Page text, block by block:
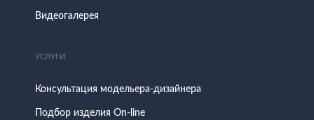
Видеогалерея
УСЛУГИ
Консультация модельера-дизайнера
Подбор изделия On-line